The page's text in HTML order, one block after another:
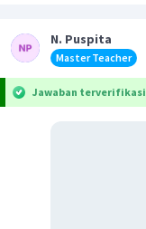
N. Puspita
Master Teacher
Jawaban terverifikasi